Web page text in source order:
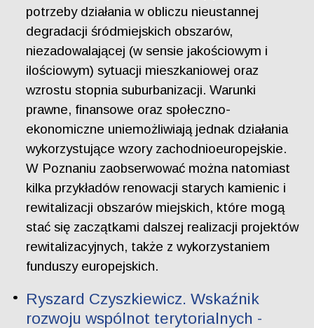
potrzeby działania w obliczu nieustannej
degradacji śródmiejskich obszarów,
niezadowalającej (w sensie jakościowym i
ilościowym) sytuacji mieszkaniowej oraz
wzrostu stopnia suburbanizacji. Warunki
prawne, finansowe oraz społeczno-
ekonomiczne uniemożliwiają jednak działania
wykorzystujące wzory zachodnioeuropejskie.
W Poznaniu zaobserwować można natomiast
kilka przykładów renowacji starych kamienic i
rewitalizacji obszarów miejskich, które mogą
stać się zaczątkami dalszej realizacji projektów
rewitalizacyjnych, także z wykorzystaniem
funduszy europejskich.
Ryszard Czyszkiewicz. Wskaźnik
rozwoju wspólnot terytorialnych -